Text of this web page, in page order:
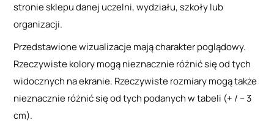
stronie sklepu danej uczelni, wydziału, szkoły lub
organizacji.
Przedstawione wizualizacje mają charakter poglądowy.
Rzeczywiste kolory mogą nieznacznie różnić się od tych
widocznych na ekranie. Rzeczywiste rozmiary mogą także
nieznacznie różnić się od tych podanych w tabeli (+ / – 3
cm).